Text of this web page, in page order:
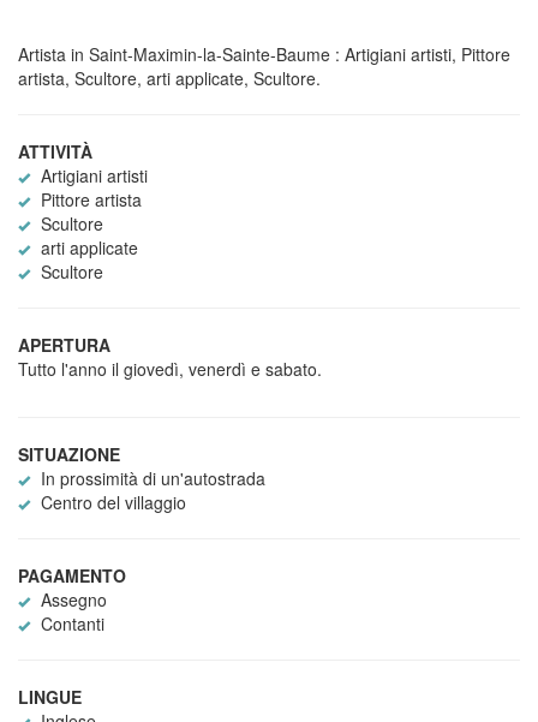
Artista in Saint-Maximin-la-Sainte-Baume : Artigiani artisti, Pittore
artista, Scultore, arti applicate, Scultore.
ATTIVITÀ
Artigiani artisti
Pittore artista
Scultore
arti applicate
Scultore
APERTURA
Tutto l'anno il giovedì, venerdì e sabato.
SITUAZIONE
In prossimità di un'autostrada
Centro del villaggio
PAGAMENTO
Assegno
Contanti
LINGUE